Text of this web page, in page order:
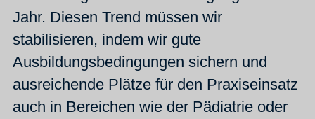
Jahr. Diesen Trend müssen wir
stabilisieren, indem wir gute
Ausbildungsbedingungen sichern und
ausreichende Plätze für den Praxiseinsatz
auch in Bereichen wie der Pädiatrie oder